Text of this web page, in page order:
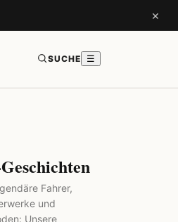
×
SUCHE ☰
Fahrer,
und
Unsere